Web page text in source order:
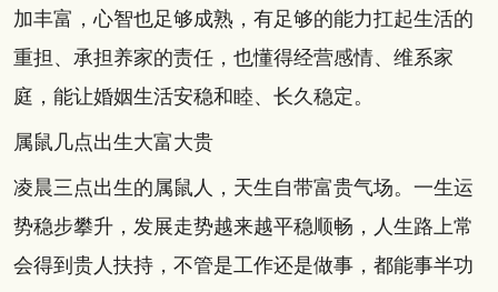
加丰富，心智也足够成熟，有足够的能力扛起生活的
重担、承担养家的责任，也懂得经营感情、维系家
庭，能让婚姻生活安稳和睦、长久稳定。
属鼠几点出生大富大贵
凌晨三点出生的属鼠人，天生自带富贵气场。一生运
势稳步攀升，发展走势越来越平稳顺畅，人生路上常
会得到贵人扶持，不管是工作还是做事，都能事半功